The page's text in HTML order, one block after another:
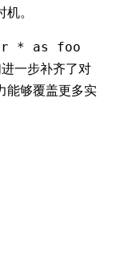
。
* as foo
一步补齐了对
能够覆盖更多实